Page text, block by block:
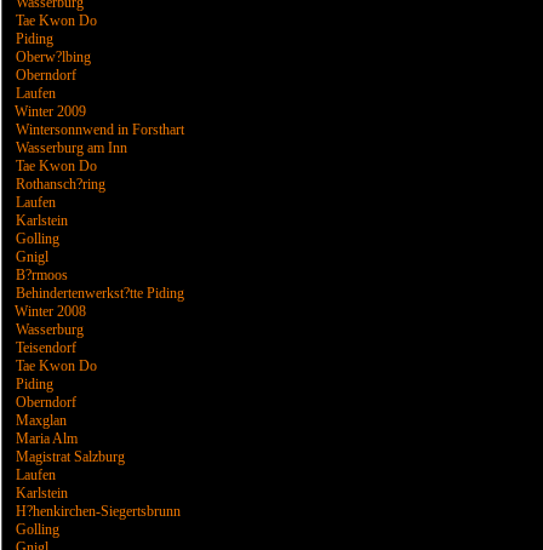
Tae Kwon Do
Piding
Oberw?lbing
Oberndorf
Laufen
Winter 2009
Wintersonnwend in Forsthart
Wasserburg am Inn
Tae Kwon Do
Rothansch?ring
Laufen
Karlstein
Golling
Gnigl
B?rmoos
Behindertenwerkst?tte Piding
Winter 2008
Wasserburg
Teisendorf
Tae Kwon Do
Piding
Oberndorf
Maxglan
Maria Alm
Magistrat Salzburg
Laufen
Karlstein
H?henkirchen-Siegertsbrunn
Golling